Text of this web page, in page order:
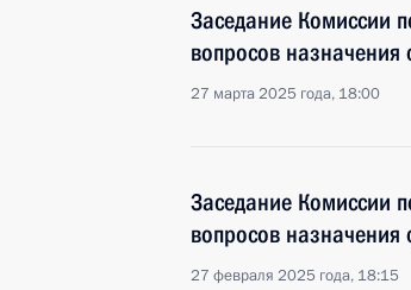
Заседание Комиссии
вопросов
27 марта 2025 года, 18:00
Заседание Комиссии
вопросов
27 февраля 2025 года, 18:15